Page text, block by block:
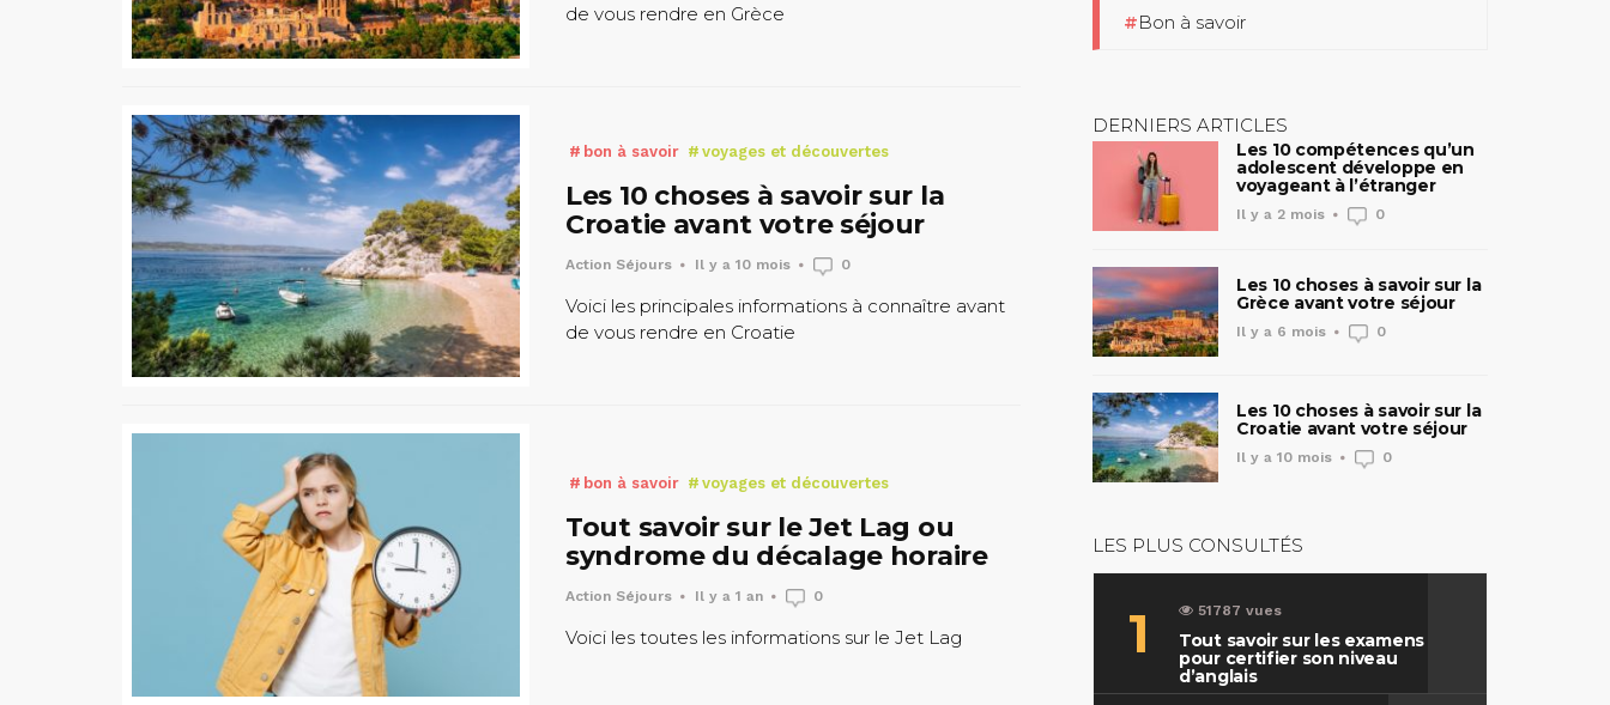
de vous rendre en Grèce
bon à savoir voyages et découvertes
Les 10 choses à savoir sur la
Croatie avant votre séjour
Action Séjours Il y a 10 mois 0
Voici les principales informations à connaître avant
de vous rendre en Croatie
bon à savoir voyages et découvertes
Tout savoir sur le Jet Lag ou
syndrome du décalage horaire
Action Séjours Il y a 1 an 0
Voici les toutes les informations sur le Jet Lag
Bon à savoir
DERNIERS ARTICLES
Les 10 compétences qu’un
adolescent développe en
voyageant à l’étranger
Il y a 2 mois 0
Les 10 choses à savoir sur la
Grèce avant votre séjour
Il y a 6 mois 0
Les 10 choses à savoir sur la
Croatie avant votre séjour
Il y a 10 mois 0
LES PLUS CONSULTÉS
1 51787 vues
Tout savoir sur les examens
pour certifier son niveau
d’anglais